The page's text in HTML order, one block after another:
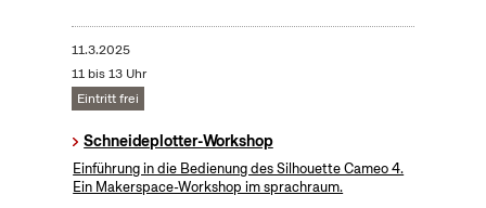
11.3.2025
11 bis 13 Uhr
Eintritt frei
Schneideplotter-Workshop
​Einführung in die Bedienung des Silhouette Cameo 4.
Ein Makerspace-Workshop im sprachraum.